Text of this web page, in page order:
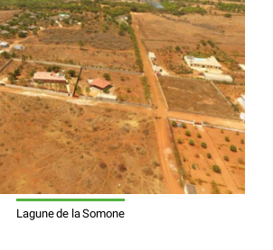
Lagune de la Somone